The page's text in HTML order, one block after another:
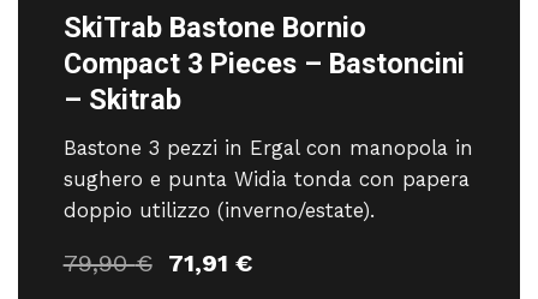
SkiTrab Bastone Bornio
Compact 3 Pieces – Bastoncini
– Skitrab
Bastone 3 pezzi in Ergal con manopola in
sughero e punta Widia tonda con papera
doppio utilizzo (inverno/estate).
79,90€ Il
71,91 €Il